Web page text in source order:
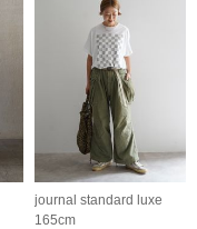
journal standard luxe
165cm